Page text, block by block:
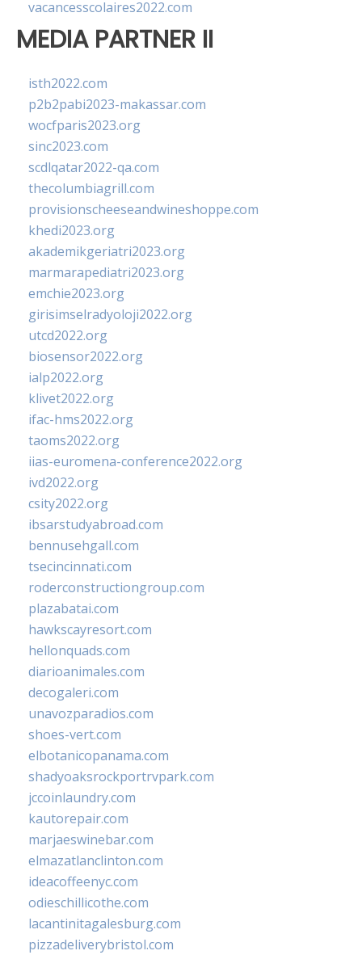
vacancesscolaires2022.com
MEDIA PARTNER II
isth2022.com
p2b2pabi2023-makassar.com
wocfparis2023.org
sinc2023.com
scdlqatar2022-qa.com
thecolumbiagrill.com
provisionscheeseandwineshoppe.com
khedi2023.org
akademikgeriatri2023.org
marmarapediatri2023.org
emchie2023.org
girisimselradyoloji2022.org
utcd2022.org
biosensor2022.org
ialp2022.org
klivet2022.org
ifac-hms2022.org
taoms2022.org
iias-euromena-conference2022.org
ivd2022.org
csity2022.org
ibsarstudyabroad.com
bennusehgall.com
tsecincinnati.com
roderconstructiongroup.com
plazabatai.com
hawkscayresort.com
hellonquads.com
diarioanimales.com
decogaleri.com
unavozparadios.com
shoes-vert.com
elbotanicopanama.com
shadyoaksrockportrvpark.com
jccoinlaundry.com
kautorepair.com
marjaeswinebar.com
elmazatlanclinton.com
ideacoffeenyc.com
odieschillicothe.com
lacantinitagalesburg.com
pizzadeliverybristol.com